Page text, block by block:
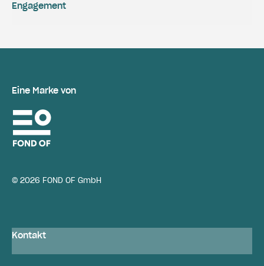
Engagement
Eine Marke von
© 2026 FOND OF GmbH
Kontakt